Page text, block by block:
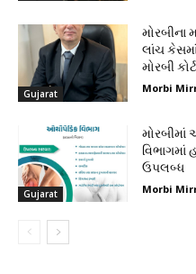
Gujarat
મોરબીના
લાંચ
મોરબી
Morbi
Gujarat
મોરબીમાં
વિભાગમાં
ઉપલબ્ધ
Morbi